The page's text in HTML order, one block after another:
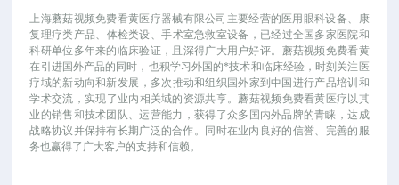
上海蘑菇视频免费看黄医疗器械有限公司主要经营的医用眼科设备、康
复理疗类产品、体检类设、手术室急救室设备，已经过全国多家医院和
科研单位多年来的临床验证，且深得广大用户好评。蘑菇视频免费看黄
在引进国外产品的同时，也积学习外国的*技术和临床经验，时刻关注医
疗域的新动向和新发展，多次推动和组织国外家到中国进行产品培训和
学术交流，实现了业内相关域的资源共享。蘑菇视频免费看黄医疗以其
业的销售和技术团队、运营能力，获得了众多国内外品牌的青睐，达成
战略协议并保持有长期广泛的合作。同时在业内良好的信誉、完善的服
务也赢得了广大客户的支持和信赖。